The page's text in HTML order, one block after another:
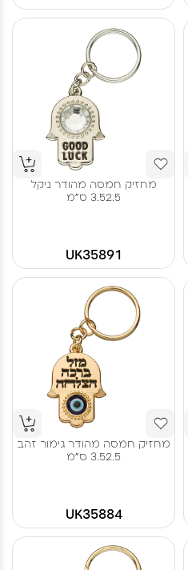
מחזיק חמסה מהודר ניקל
3.52.5 ס"מ
UK35891
מחזיק חמסה מהודר גימור זהב
3.52.5 ס"מ
UK35884